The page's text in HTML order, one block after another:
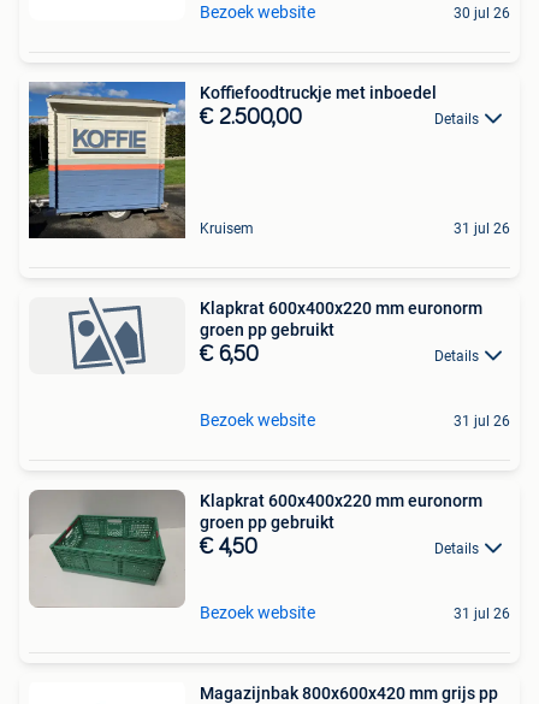
Bezoek website 30 jul 26
Koffiefoodtruckje met inboedel
€ 2.500,00 Details
Kruisem 31 jul 26
Klapkrat 600x400x220 mm euronorm
groen pp gebruikt
€ 6,50 Details
Bezoek website 31 jul 26
Klapkrat 600x400x220 mm euronorm
groen pp gebruikt
€ 4,50 Details
Bezoek website 31 jul 26
Magazijnbak 800x600x420 mm grijs pp